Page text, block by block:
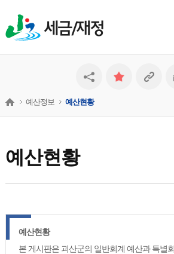
세금/재정
예산현황
예산정보 예산현황
예산현황
본 게시판은 괴산군의 일반회계 예산과 특별